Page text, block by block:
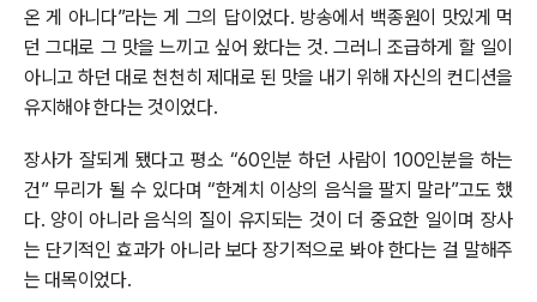
온 게 아니다”라는 게 그의 답이었다. 방송에서 백종원이 맛있게 먹
던 그대로 그 맛을 느끼고 싶어 왔다는 것. 그러니 조급하게 할 일이
아니고 하던 대로 천천히 제대로 된 맛을 내기 위해 자신의 컨디션을
유지해야 한다는 것이었다.
장사가 잘되게 됐다고 평소 “60인분 하던 사람이 100인분을 하는
건” 무리가 될 수 있다며 “한계치 이상의 음식을 팔지 말라”고도 했
다. 양이 아니라 음식의 질이 유지되는 것이 더 중요한 일이며 장사
는 단기적인 효과가 아니라 보다 장기적으로 봐야 한다는 걸 말해주
는 대목이었다.